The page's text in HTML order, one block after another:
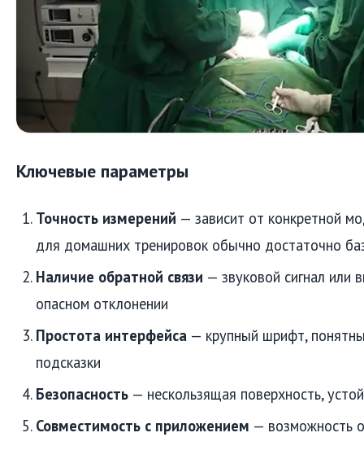
Ключевые параметры
Точность измерений — зависит от конкретной
для домашних тренировок обычно достаточно
Наличие обратной связи — звуковой сигнал или
опасном отклонении
Простота интерфейса — крупный шрифт,
подсказки
Безопасность — нескользящая поверхность,
Совместимость с приложением — возможность